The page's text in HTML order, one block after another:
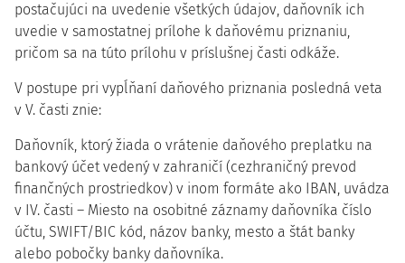
postačujúci na uvedenie všetkých údajov, daňovník ich
uvedie v samostatnej prílohe k daňovému priznaniu,
pričom sa na túto prílohu v príslušnej časti odkáže.
V postupe pri vypĺňaní daňového priznania posledná veta
v V. časti znie:
Daňovník, ktorý žiada o vrátenie daňového preplatku na
bankový účet vedený v zahraničí (cezhraničný prevod
finančných prostriedkov) v inom formáte ako IBAN, uvádza
v IV. časti – Miesto na osobitné záznamy daňovníka číslo
účtu, SWIFT/BIC kód, názov banky, mesto a štát banky
alebo pobočky banky daňovníka.